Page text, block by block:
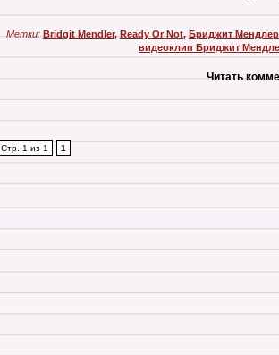
Метки: Bridgit Mendler,Ready Or Not,Бриджит Мендлер
видеоклип Бриджит
Читать
Стр. 1 из 1 1